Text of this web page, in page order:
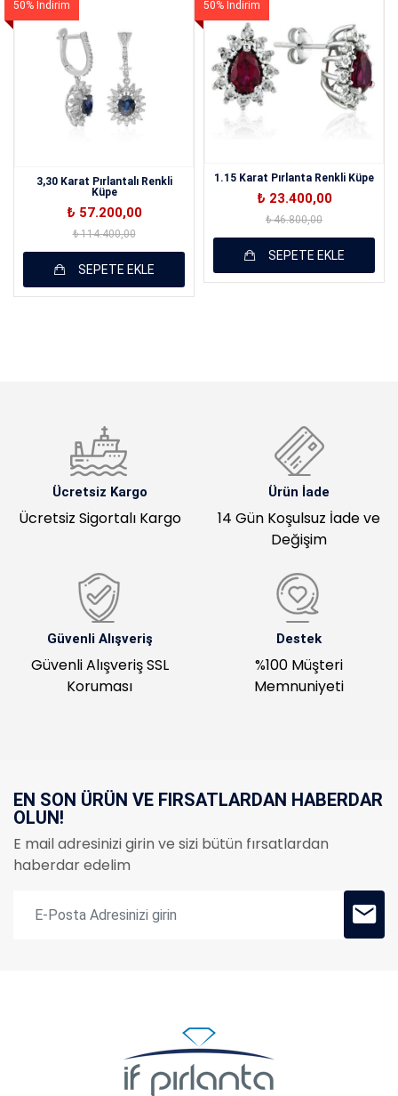
KAYDET
50% İndirim
3,30 Karat Pırlantalı Renkli
Küpe
₺ 57.200,00
₺ 114.400,00
SEPETE EKLE
50% İndirim
1.15 Karat Pırlanta Renkli Küpe
₺ 23.400,00
₺ 46.800,00
SEPETE EKLE
Ücretsiz Kargo
Ücretsiz Sigortalı Kargo
Ürün İade
14 Gün Koşulsuz İade ve
Değişim
Güvenli Alışveriş
Güvenli Alışveriş SSL
Koruması
Destek
%100 Müşteri
Memnuniyeti
EN SON ÜRÜN VE FIRSATLARDAN HABERDAR
OLUN!
E mail adresinizi girin ve sizi bütün fırsatlardan
haberdar edelim